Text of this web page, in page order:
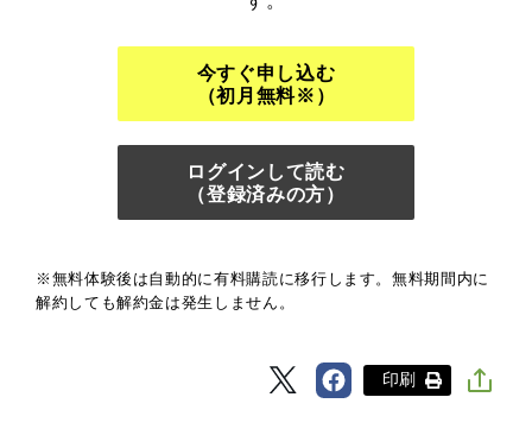
今すぐ申し込む
（初月無料※）
ログインして読む
（登録済みの方）
※無料体験後は自動的に有料購読に移行します。無料期間内に
解約しても解約金は発生しません。
印刷